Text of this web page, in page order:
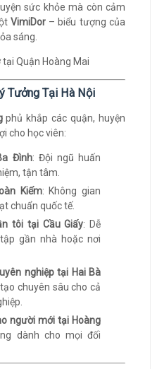
sức khỏe mà còn cảm
VimiDor– biểu tượng của
sáng.
Tưởng Tại Hà Nội
phủ khắp các quận, huyện
cho học viên:
Đình: Đội ngũ huấn
tận tâm.
Kiếm: Không gian
chuẩn quốc tế.
tôi tại Cầu Giấy: Dễ
gần nhà hoặc nơi
nghiệp tại Hai Bà
chuyên sâu cho cả
người mới tại Hoàng
dành cho mọi đối